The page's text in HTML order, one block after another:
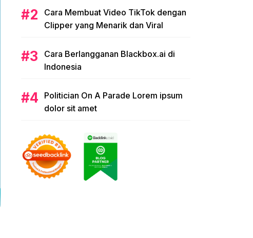
Cara Membuat Video TikTok dengan
Clipper yang Menarik dan Viral
Cara Berlangganan Blackbox.ai di
Indonesia
Politician On A Parade Lorem ipsum
dolor sit amet